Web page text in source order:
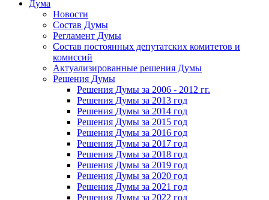
Дума
Новости
Состав Думы
Регламент Думы
Состав постоянных депутатских комитетов и
комиссий
Актуализированные решения Думы
Решения Думы
Решения Думы за 2006 - 2012 гг.
Решения Думы за 2013 год
Решения Думы за 2014 год
Решения Думы за 2015 год
Решения Думы за 2016 год
Решения Думы за 2017 год
Решения Думы за 2018 год
Решения Думы за 2019 год
Решения Думы за 2020 год
Решения Думы за 2021 год
Решения Думы за 2022 год